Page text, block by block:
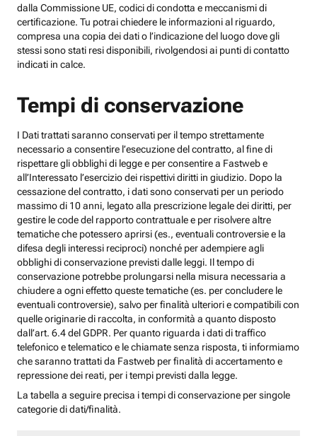
dalla Commissione UE, codici di condotta e meccanismi di
certificazione. Tu potrai chiedere le informazioni al riguardo,
compresa una copia dei dati o l’indicazione del luogo dove gli
stessi sono stati resi disponibili, rivolgendosi ai punti di contatto
indicati in calce.
Tempi di conservazione
I Dati trattati saranno conservati per il tempo strettamente
necessario a consentire l’esecuzione del contratto, al fine di
rispettare gli obblighi di legge e per consentire a Fastweb e
all’Interessato l’esercizio dei rispettivi diritti in giudizio. Dopo la
cessazione del contratto, i dati sono conservati per un periodo
massimo di 10 anni, legato alla prescrizione legale dei diritti, per
gestire le code del rapporto contrattuale e per risolvere altre
tematiche che potessero aprirsi (es., eventuali controversie e la
difesa degli interessi reciproci) nonché per adempiere agli
obblighi di conservazione previsti dalle leggi. Il tempo di
conservazione potrebbe prolungarsi nella misura necessaria a
chiudere a ogni effetto queste tematiche (es. per concludere le
eventuali controversie), salvo per finalità ulteriori e compatibili con
quelle originarie di raccolta, in conformità a quanto disposto
dall’art. 6.4 del GDPR. Per quanto riguarda i dati di traffico
telefonico e telematico e le chiamate senza risposta, ti informiamo
che saranno trattati da Fastweb per finalità di accertamento e
repressione dei reati, per i tempi previsti dalla legge.
La tabella a seguire precisa i tempi di conservazione per singole
categorie di dati/finalità.